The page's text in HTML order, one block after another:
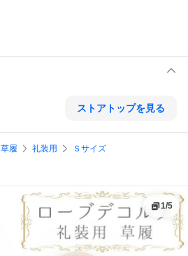
ストアトップを見る
草履 礼装用 Ｓサイズ
1/5